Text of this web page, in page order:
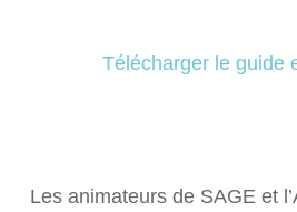
Télécharger le guide
Les animateurs de SAGE et